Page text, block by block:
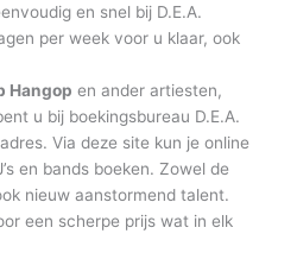
en snel bij D.E.A.
per week voor u klaar, ook
Hangop en ander artiesten,
u bij boekingsbureau D.E.A.
Via deze site kun je online
en bands boeken. Zowel de
nieuw aanstormend talent.
een scherpe prijs wat in elk